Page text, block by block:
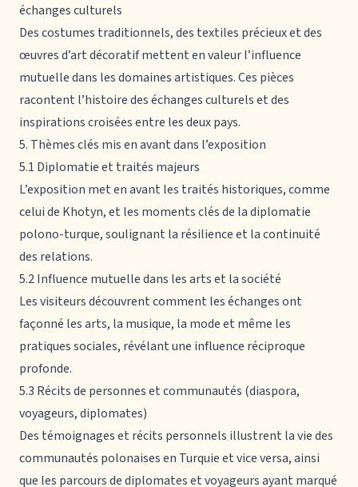
échanges culturels
Des costumes traditionnels, des textiles précieux et des
œuvres d’art décoratif mettent en valeur l’influence
mutuelle dans les domaines artistiques. Ces pièces
racontent l’histoire des échanges culturels et des
inspirations croisées entre les deux pays.
5. Thèmes clés mis en avant dans l’exposition
5.1 Diplomatie et traités majeurs
L’exposition met en avant les traités historiques, comme
celui de Khotyn, et les moments clés de la diplomatie
polono-turque, soulignant la résilience et la continuité
des relations.
5.2 Influence mutuelle dans les arts et la société
Les visiteurs découvrent comment les échanges ont
façonné les arts, la musique, la mode et même les
pratiques sociales, révélant une influence réciproque
profonde.
5.3 Récits de personnes et communautés (diaspora,
voyageurs, diplomates)
Des témoignages et récits personnels illustrent la vie des
communautés polonaises en Turquie et vice versa, ainsi
que les parcours de diplomates et voyageurs ayant marqué